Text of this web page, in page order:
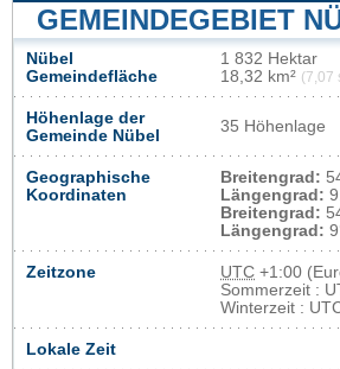
GEMEINDEGEBIET
Nübel
Gemeindefläche
1 832 Hektar
18,32 km² (7,07
Höhenlage der
Gemeinde Nübel
35 Höhenlage
Geographische
Koordinaten
Breitengrad:
Längengrad:
Breitengrad:
Längengrad:
Zeitzone UTC +1:00
Sommerzeit :
Winterzeit :
Lokale Zeit